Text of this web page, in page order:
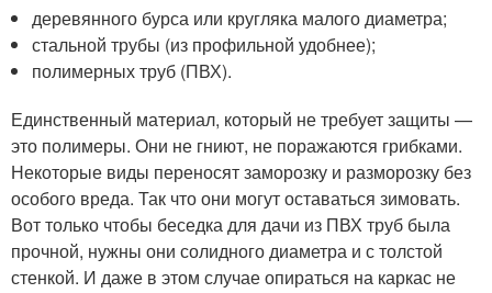
деревянного бурса или кругляка малого диаметра;
стальной трубы (из профильной удобнее);
полимерных труб (ПВХ).
Единственный материал, который не требует защиты —
это полимеры. Они не гниют, не поражаются грибками.
Некоторые виды переносят заморозку и разморозку без
особого вреда. Так что они могут оставаться зимовать.
Вот только чтобы беседка для дачи из ПВХ труб была
прочной, нужны они солидного диаметра и с толстой
стенкой. И даже в этом случае опираться на каркас не